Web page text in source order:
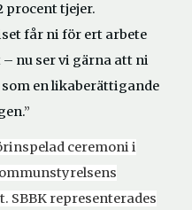
procent tjejer.
får ni för ert arbete
nu ser vi gärna att ni
en likaberättigande
”
ceremoni i
SBBK representerades